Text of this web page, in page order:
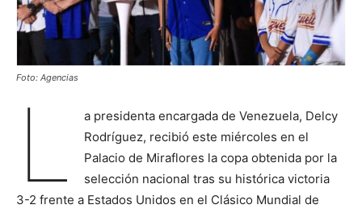
Foto: Agencias
L
a presidenta encargada de Venezuela, Delcy
Rodríguez, recibió este miércoles en el
Palacio de Miraflores la copa obtenida por la
selección nacional tras su histórica victoria
3-2 frente a Estados Unidos en el Clásico Mundial de